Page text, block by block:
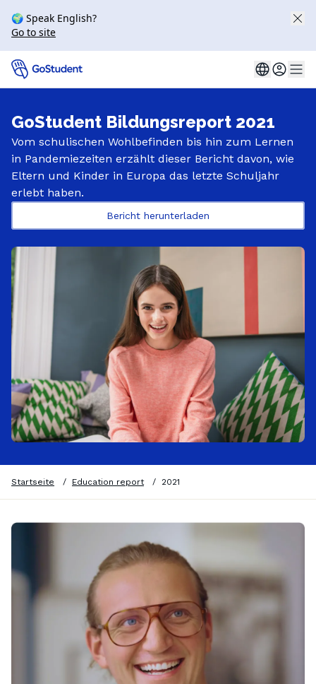
🌍 Speak English?
Go to site
GoStudent Bildungsreport 2021
Vom schulischen Wohlbefinden bis hin zum Lernen
in Pandemiezeiten erzählt dieser Bericht davon, wie
Eltern und Kinder in Europa das letzte Schuljahr
erlebt haben.
Bericht herunterladen
Startseite / Education report / 2021